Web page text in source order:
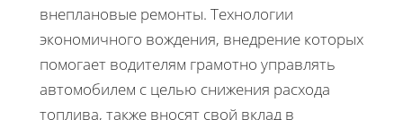
внеплановые ремонты. Технологии
экономичного вождения, внедрение которых
помогает водителям грамотно управлять
автомобилем с целью снижения расхода
топлива, также вносят свой вклад в